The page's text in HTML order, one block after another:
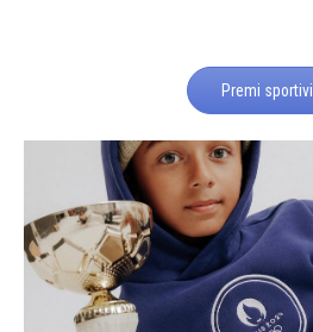
Premi sportivi